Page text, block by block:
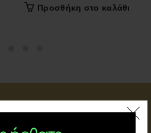
Προσθήκη στο καλάθι